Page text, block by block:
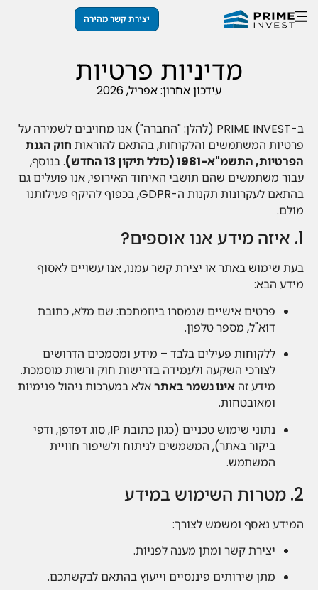
יצירת קשר מהירה
מדיניות פרטיות
עידכון אחרון: אפריל, 2026
ב-PRIME INVEST (להלן: "החברה") אנו מחויבים לשמירה על
פרטיות המשתמשים והלקוחות, בהתאם להוראות חוק הגנת
הפרטיות, התשמ"א-1981 (כולל תיקון 13 החדש)
. בנוסף,
עבור משתמשים שהם תושבי האיחוד האירופי, אנו פועלים גם
בהתאם לעקרונות תקנות ה-GDPR, בכפוף להיקף פעילותנו
מולם.
1. איזה מידע אנו אוספים?
בעת שימוש באתר או יצירת קשר עמנו, אנו עשויים לאסוף
מידע הבא:
פרטים אישיים שנמסרו ביוזמתכם: שם מלא, כתובת
דוא"ל, מספר טלפון.
ללקוחות פעילים בלבד – מידע ומסמכים הדרושים
לצורכי השקעה ולעמידה בדרישות חוק ורשות מוסמכת.
מידע זה אינו נשמר באתראלא במערכות ניהול פנימיות
ומאובטחות.
נתוני שימוש טכניים (כגון כתובת IP, סוג דפדפן, ודפי
ביקור באתר), המשמשים לניתוח ולשיפור חוויית
המשתמש.
2. מטרות השימוש במידע
המידע נאסף ומשמש לצורך:
יצירת קשר ומתן מענה לפניות.
מתן שירותים פיננסיים וייעוץ בהתאם לבקשתכם.